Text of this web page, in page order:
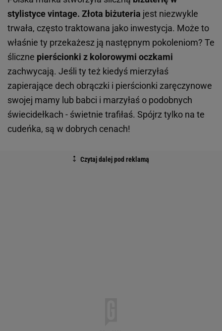
stylistyce vintage. Złota biżuteria jest niezwykle
trwała, często traktowana jako inwestycja. Może to
właśnie ty przekażesz ją następnym pokoleniom? Te
śliczne pierścionki z kolorowymi oczkami
zachwycają. Jeśli ty też kiedyś mierzyłaś
zapierające dech obrączki i pierścionki zaręczynowe
swojej mamy lub babci i marzyłaś o podobnych
świecidełkach - świetnie trafiłaś. Spójrz tylko na te
cudeńka, są w dobrych cenach!